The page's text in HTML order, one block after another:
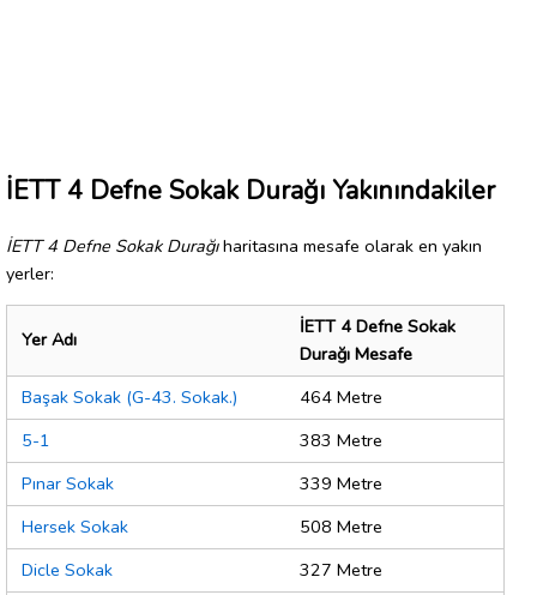
İETT 4 Defne Sokak Durağı Yakınındakiler
İETT 4 Defne Sokak Durağıharitasına mesafe olarak en yakın
yerler:
Yer Adı
İETT 4 Defne Sokak
Durağı Mesafe
Başak Sokak (G-43. Sokak.)
464 Metre
5-1
383 Metre
Pınar Sokak
339 Metre
Hersek Sokak
508 Metre
Dicle Sokak
327 Metre